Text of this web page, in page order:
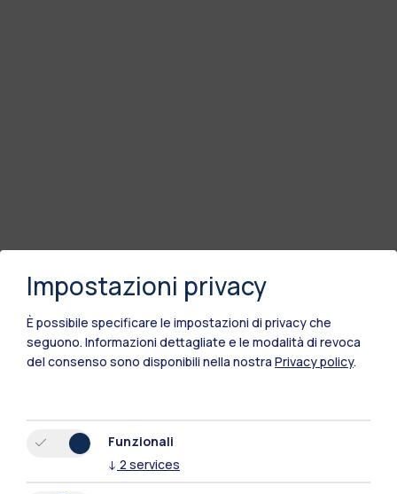
Impostazioni privacy
È possibile specificare le impostazioni di privacy che
seguono. Informazioni dettagliate e le modalità di revoca
del consenso sono disponibili nella nostra Privacy policy.
Funzionali
↓ 2 services